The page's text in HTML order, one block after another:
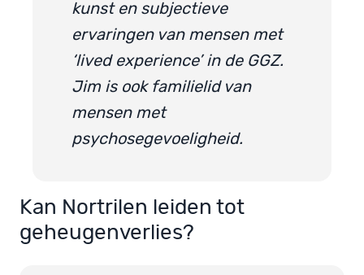
kunst en subjectieve
ervaringen van mensen met
‘lived experience’ in de GGZ.
Jim is ook familielid van
mensen met
psychosegevoeligheid.
Kan Nortrilen leiden tot
geheugenverlies?